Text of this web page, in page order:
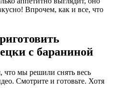
Впрочем, как и все, что
с бараниной
что мы решили снять весь
Смотрите и готовьте. Хотя